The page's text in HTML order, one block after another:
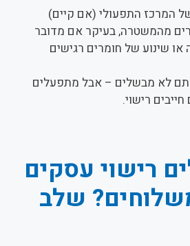
המרכז התפעולי (אם קיים)
מהמשטרה, בעיקר אם מדובר
או שינוע של חומרים רגישים
לא מבשלים – אבל מתפעלים
רישוי.
רישוי עסקים
שלב